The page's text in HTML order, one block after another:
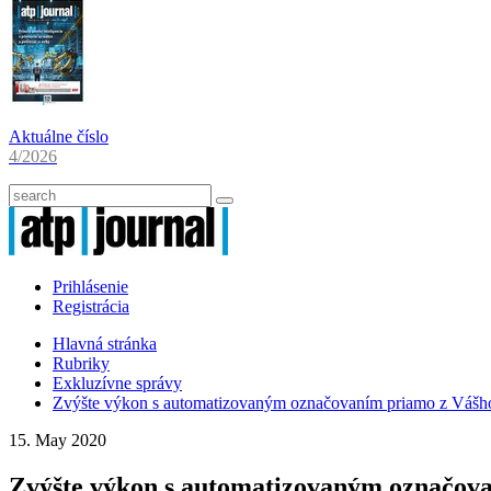
Aktuálne číslo
4/2026
Prihlásenie
Registrácia
Hlavná stránka
Rubriky
Exkluzívne správy
Zvýšte výkon s automatizovaným označovaním priamo z
15. May 2020